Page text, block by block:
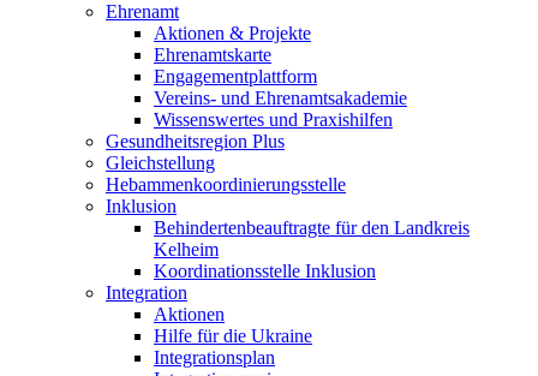
Ehrenamt
Aktionen & Projekte
Ehrenamtskarte
Engagementplattform
Vereins- und Ehrenamtsakademie
Wissenswertes und Praxishilfen
Gesundheitsregion Plus
Gleichstellung
Hebammenkoordinierungsstelle
Inklusion
Behindertenbeauftragte für den Landkreis
Kelheim
Koordinationsstelle Inklusion
Integration
Aktionen
Hilfe für die Ukraine
Integrationsplan